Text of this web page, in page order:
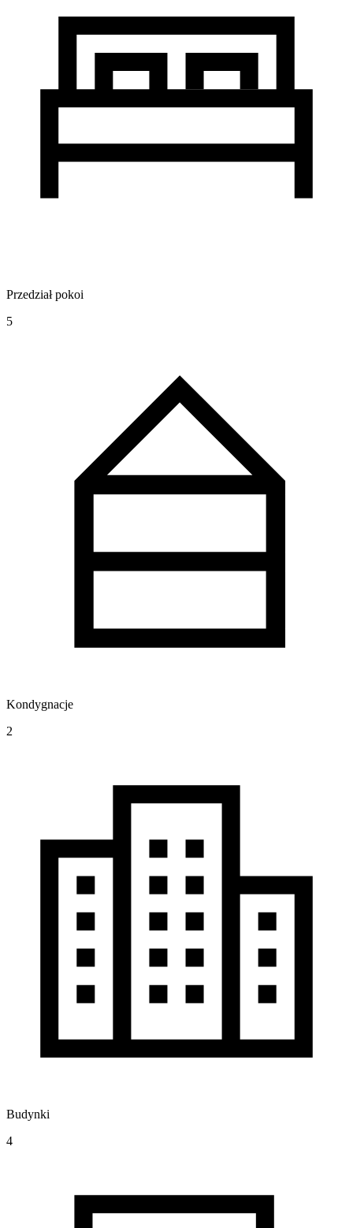
Przedział pokoi
5
Kondygnacje
2
Budynki
4